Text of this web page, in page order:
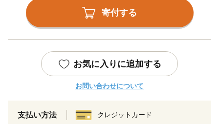
寄付する
お気に入りに追加する
お問い合わせについて
支払い方法 クレジットカード